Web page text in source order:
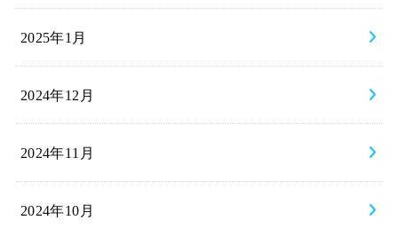
2025年1月
2024年12月
2024年11月
2024年10月